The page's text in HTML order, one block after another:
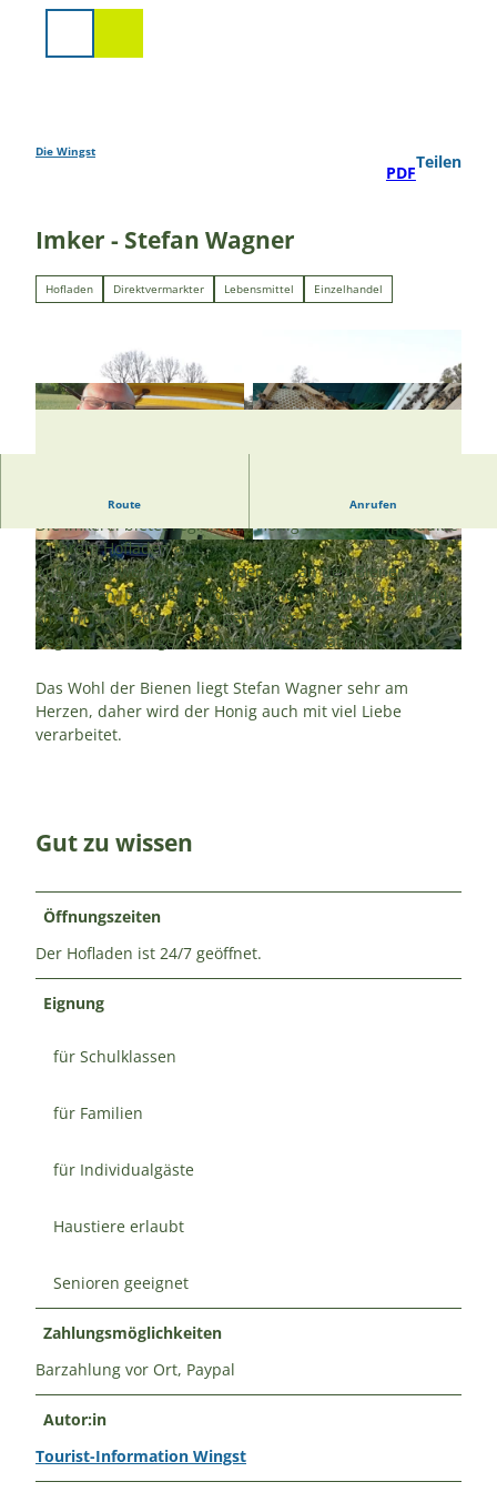
Die Wingst
PDF
Teilen
Imker - Stefan Wagner
Hofladen Direktvermarkter Lebensmittel Einzelhandel
© Stefan Wagner, Nordleda |CC-BY © Stefan Wagner, Nordleda |CC-BY
Route Anrufen
Willkommen bei der Hobby-Imkerei Stefan Wagner
Die Imkerei bietet regionalen Honig und Bienenprodukte
in ihrem Hofladen an.
Außerdem werden Schnuppertage an den Bienen
angeboten. Die Bienenvölker stehen im Umkreis von 40
km um Nordleda und sorgen dafür, dass
Regelbestäubungen an den Pflanzen stattfinden.
Das Wohl der Bienen liegt Stefan Wagner sehr am
Herzen, daher wird der Honig auch mit viel Liebe
verarbeitet.
Gut zu wissen
Öffnungszeiten
Der Hofladen ist 24/7 geöffnet.
Eignung
für Schulklassen
für Familien
für Individualgäste
Haustiere erlaubt
Senioren geeignet
Zahlungsmöglichkeiten
Barzahlung vor Ort, Paypal
Autor:in
Tourist-Information Wingst